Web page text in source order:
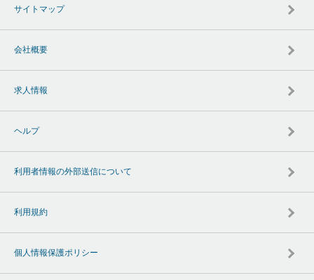
サイトマップ
会社概要
求人情報
ヘルプ
利用者情報の外部送信について
利用規約
個人情報保護ポリシー